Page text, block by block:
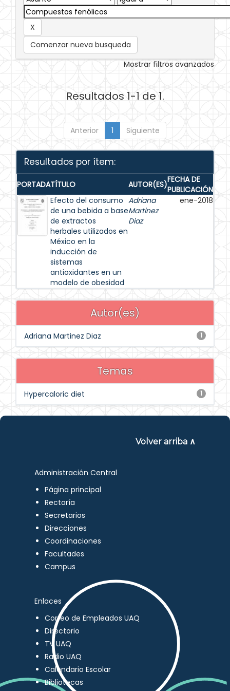
Comenzar nueva busqueda
Mostrar filtros avanzados
Resultados 1-1 de 1.
Anterior 1 Siguiente
Resultados por ítem:
PORTADATÍTULO AUTOR(ES)FECHA DE
PUBLICACIÓN
Efecto del consumo
de una bebida a base
de extractos
herbales utilizados en
México en la
inducción de
sistemas
antioxidantes en un
modelo de obesidad
Adriana
Martinez
Diaz
ene-2018
Autor(es)
1
Adriana Martinez Diaz
Temas
1
Hypercaloric diet
Volver arriba ∧
Administración Central
Página principal
Rectoría
Secretarios
Direcciones
Coordinaciones
Facultades
Campus
Enlaces
Correo de Empleados UAQ
Directorio
TV UAQ
Radio UAQ
Calendario Escolar
Bibliotecas